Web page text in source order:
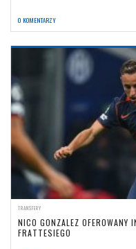
0 KOMENTARZY
TRANSFERY
NICO GONZALEZ OFEROWANY
FRATTESIEGO